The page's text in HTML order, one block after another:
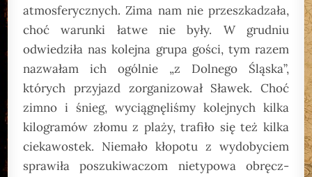
atmosferycznych. Zima nam nie przeszkadzała,
choć warunki łatwe nie były. W grudniu
odwiedziła nas kolejna grupa gości, tym razem
nazwałam ich ogólnie „z Dolnego Śląska”,
których przyjazd zorganizował Sławek. Choć
zimno i śnieg, wyciągnęliśmy kolejnych kilka
kilogramów złomu z plaży, trafiło się też kilka
ciekawostek. Niemało kłopotu z wydobyciem
sprawiła poszukiwaczom nietypowa obręcz-